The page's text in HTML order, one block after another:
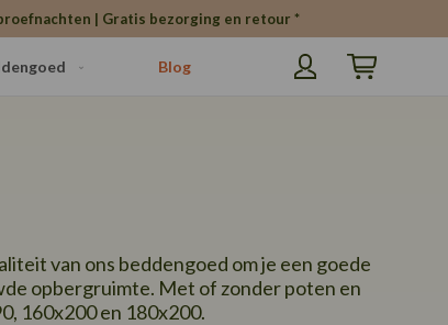
| Gratis bezorging en retour *
Blog Winkelwagen
van ons beddengoed om je een goede
opbergruimte. Met of zonder poten en
160x200 en 180x200.